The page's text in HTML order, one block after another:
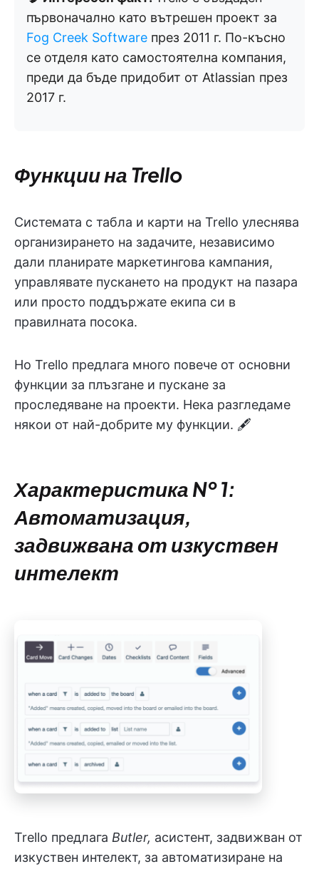
първоначално като вътрешен проект за
Fog Creek Software през 2011 г. По-късно
се отделя като самостоятелна компания,
преди да бъде придобит от Atlassian през
2017 г.
Функции на Trello
Системата с табла и карти на Trello улеснява
организирането на задачите, независимо
дали планирате маркетингова кампания,
управлявате пускането на продукт на пазара
или просто поддържате екипа си в
правилната посока.
Но Trello предлага много повече от основни
функции за плъзгане и пускане за
проследяване на проекти. Нека разгледаме
някои от най-добрите му функции. 🖋️
Характеристика № 1:
Автоматизация,
задвижвана от изкуствен
интелект
Trello предлага Butler, асистент, задвижван от
изкуствен интелект, за автоматизиране на